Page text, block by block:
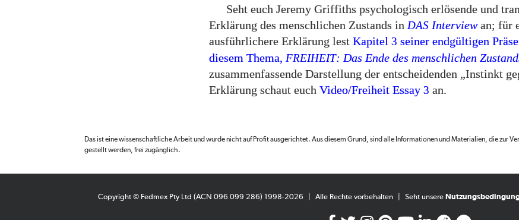
Seht euch Jeremy Griffiths psychologisch erlösende und
Erklärung des menschlichen Zustands in DAS Interview an; für
ausführlichere Erklärung lest Kapitel 3 seiner endgültigen
diesem Thema, FREIHEIT: Das Ende des menschlichen
zusammenfassende Darstellung der entscheidenden „Instinkt
Erklärung schaut euch Video/Freiheit Essay 3 an.
Das ist eine wissenschaftliche Arbeit und wurde nicht auf Profit ausgerichtet. Aus diesem Grund, sind alle Informationen und Materialien, die zur
gestellt werden, frei zugänglich.
Copyright © Fedmex Pty Ltd (ACN 096 099 286) 1998-2026 Alle Rechte vorbehalten Seht unsere